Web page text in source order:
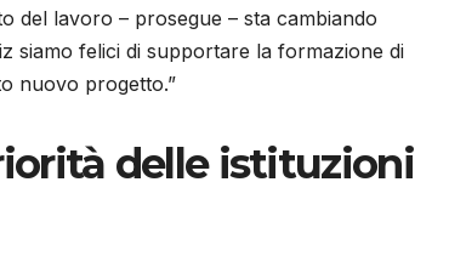
del lavoro – prosegue – sta cambiando
siamo felici di supportare la formazione di
nuovo progetto.”
delle istituzioni